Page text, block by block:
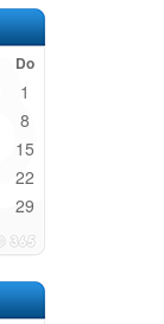
Do
1
8
15
22
29